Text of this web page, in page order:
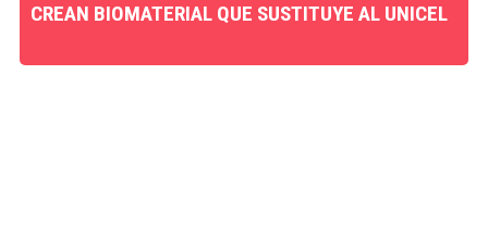
CREAN BIOMATERIAL QUE SUSTITUYE AL UNICEL